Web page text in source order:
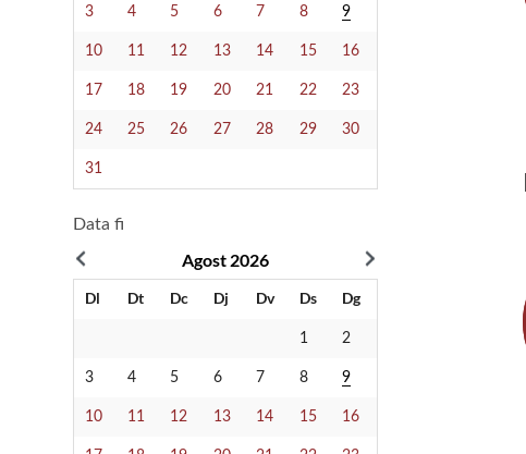
3 4 5 6 7 8 9
10 11 12 13 14 15 16
17 18 19 20 21 22 23
24 25 26 27 28 29 30
31
Data fi
Agost 2026
Dl Dt Dc Dj Dv Ds Dg
1 2
3 4 5 6 7 8 9
10 11 12 13 14 15 16